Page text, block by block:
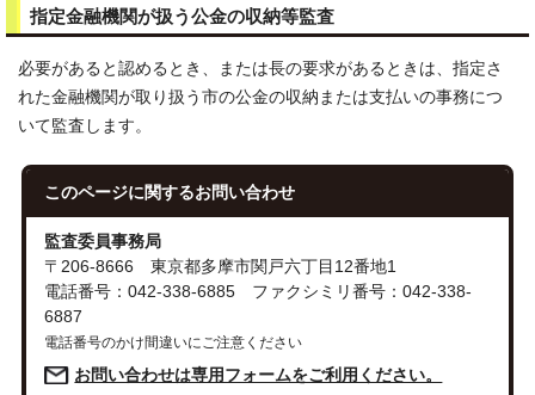
指定金融機関が扱う公金の収納等監査
必要があると認めるとき、または長の要求があるときは、指定さ
れた金融機関が取り扱う市の公金の収納または支払いの事務につ
いて監査します。
このページに関するお問い合わせ
監査委員事務局
〒206-8666 東京都多摩市関戸六丁目12番地1
電話番号：042-338-6885 ファクシミリ番号：042-338-
6887
電話番号のかけ間違いにご注意ください
お問い合わせは専用フォームをご利用ください。